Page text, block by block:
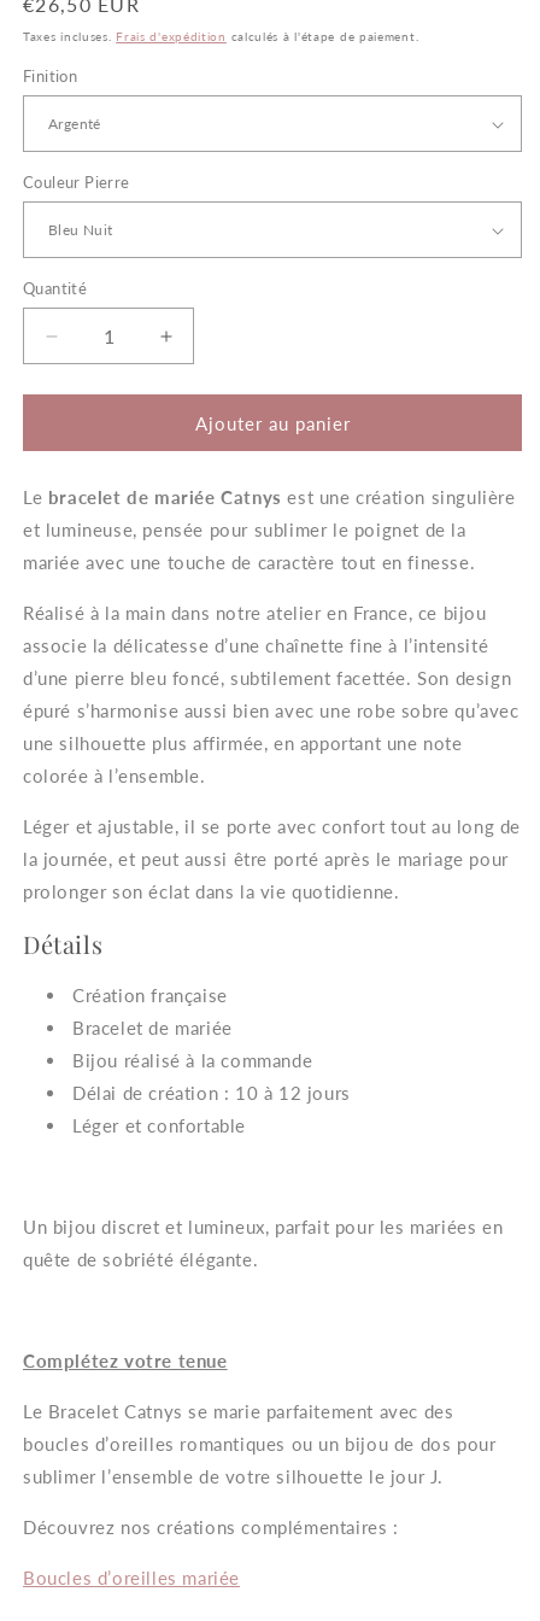
habituel
Taxes incluses. Frais d'expédition calculés à l'étape de paiement.
Finition
Couleur Pierre
Quantité
Quantité
Réduire
la
quantité
Catnys
Bracelet
Mariée
Augmenter
la
quantité
Catnys
Bracelet
Mariée
Ajouter au panier
Le bracelet de mariée Catnys est une création singulière
et lumineuse, pensée pour sublimer le poignet de la
mariée avec une touche de caractère tout en finesse.
Réalisé à la main dans notre atelier en France, ce bijou
associe la délicatesse d’une chaînette fine à l’intensité
d’une pierre bleu foncé, subtilement facettée. Son design
épuré s’harmonise aussi bien avec une robe sobre qu’avec
une silhouette plus affirmée, en apportant une note
colorée à l’ensemble.
Léger et ajustable, il se porte avec confort tout au long de
la journée, et peut aussi être porté après le mariage pour
prolonger son éclat dans la vie quotidienne.
Détails
Création française
Bracelet de mariée
Bijou réalisé à la commande
Délai de création : 10 à 12 jours
Léger et confortable
Un bijou discret et lumineux, parfait pour les mariées en
quête de sobriété élégante.
Complétez votre tenue
Le Bracelet Catnys se marie parfaitement avec des
boucles d’oreilles romantiques ou un bijou de dos pour
sublimer l’ensemble de votre silhouette le jour J.
Découvrez nos créations complémentaires :
Boucles d’oreilles mariée